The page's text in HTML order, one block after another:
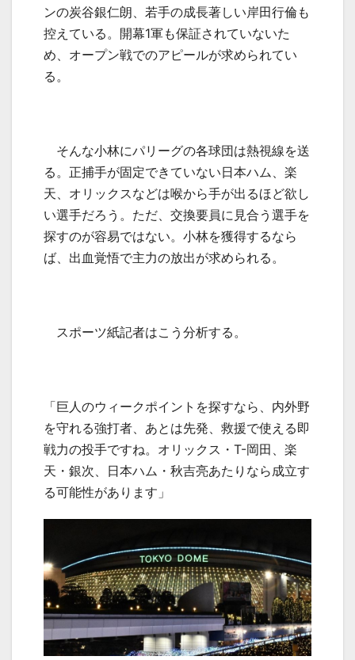
ンの炭谷銀仁朗、若手の成長著しい岸田行倫も
控えている。開幕1軍も保証されていないた
め、オープン戦でのアピールが求められてい
る。
そんな小林にパリーグの各球団は熱視線を送
る。正捕手が固定できていない日本ハム、楽
天、オリックスなどは喉から手が出るほど欲し
い選手だろう。ただ、交換要員に見合う選手を
探すのが容易ではない。小林を獲得するなら
ば、出血覚悟で主力の放出が求められる。
スポーツ紙記者はこう分析する。
「巨人のウィークポイントを探すなら、内外野
を守れる強打者、あとは先発、救援で使える即
戦力の投手ですね。オリックス・ T-岡田、楽
天・銀次、日本ハム・秋吉亮あたりなら成立す
る可能性があります」